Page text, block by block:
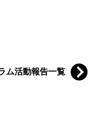
ム活動報告一覧